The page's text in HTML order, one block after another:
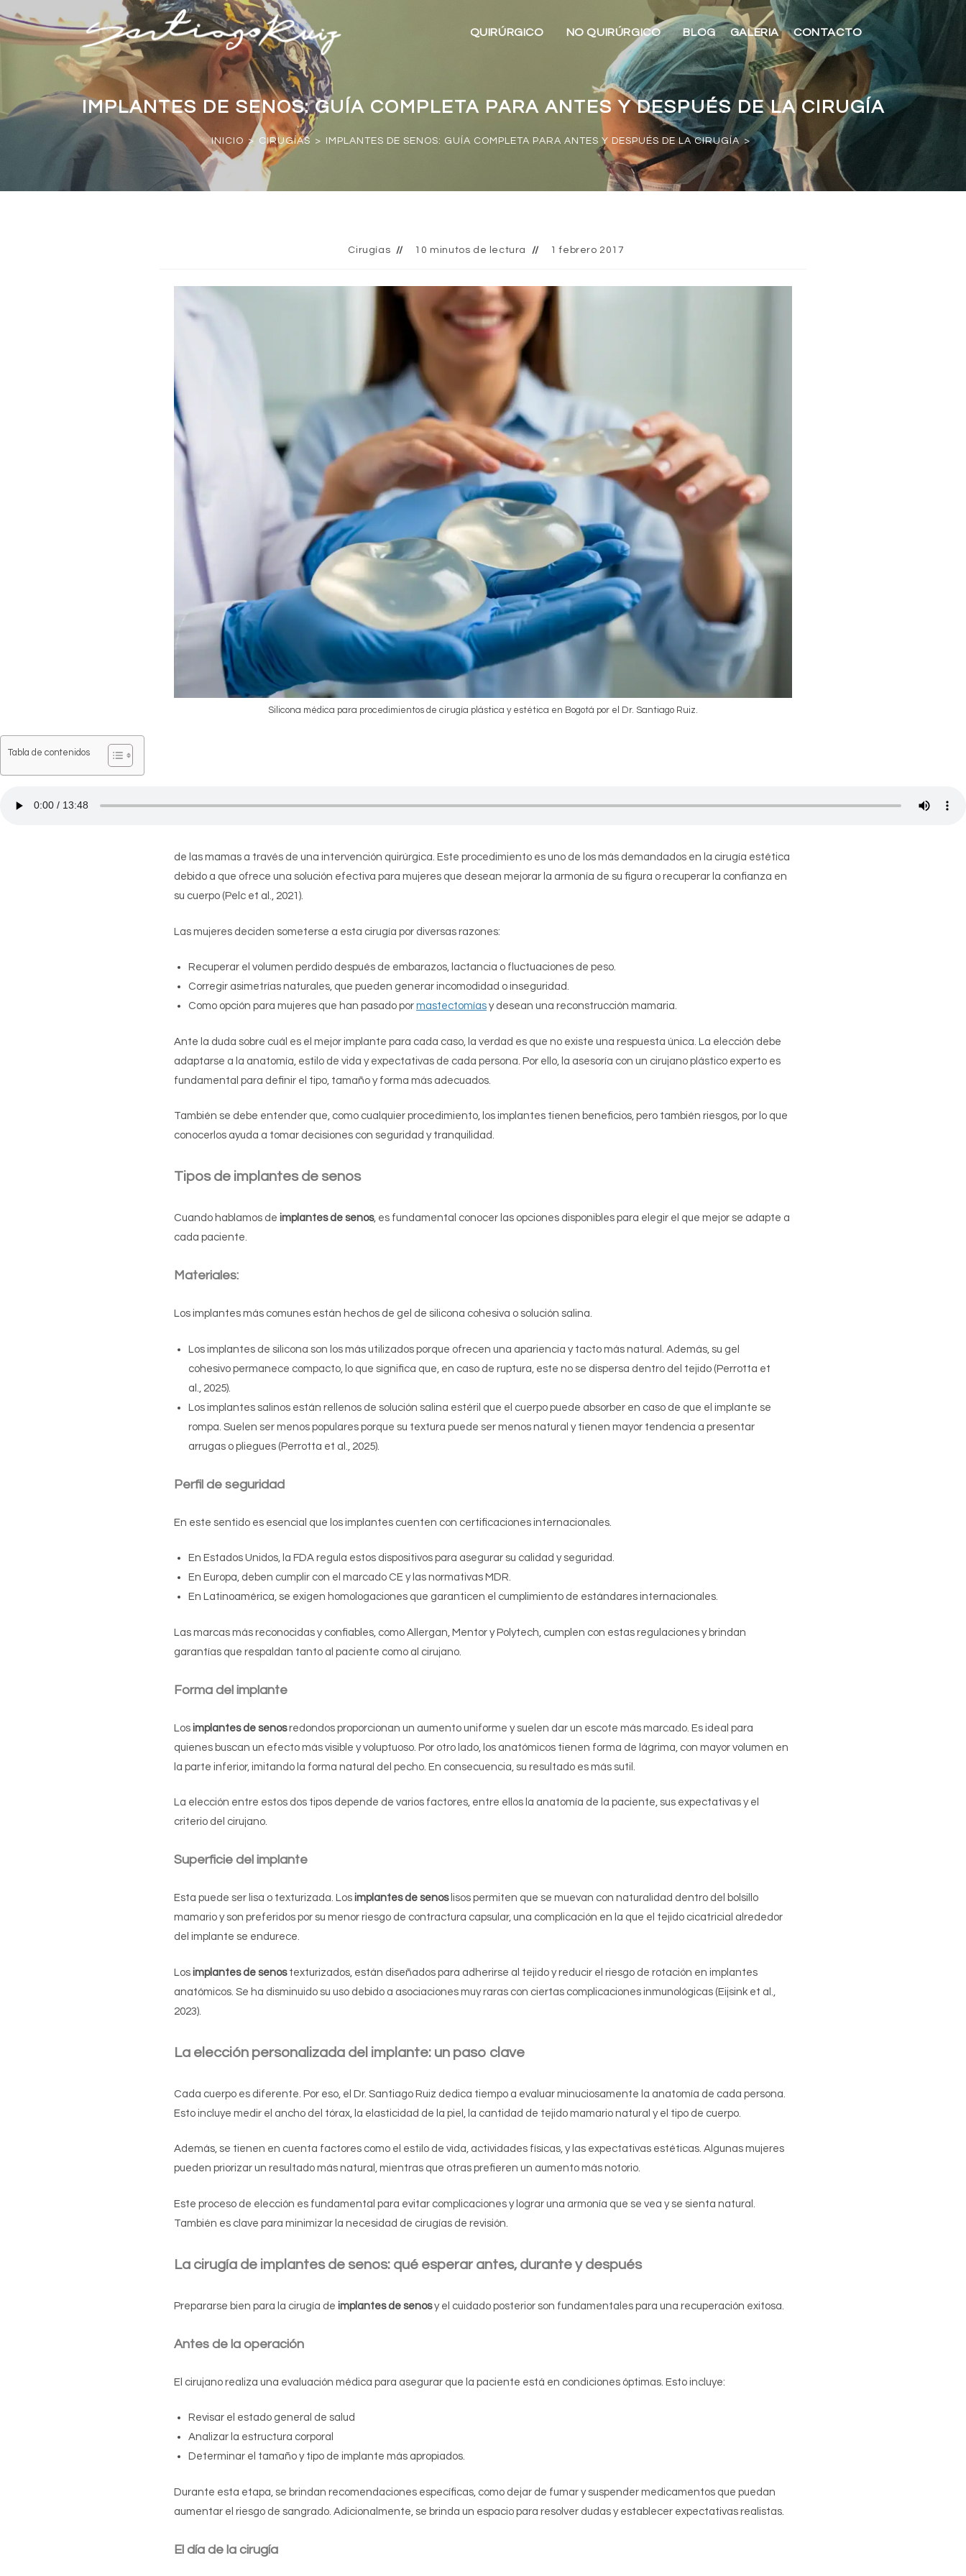
QUIRÚRGICO NO QUIRÚRGICO BLOG GALERIA CONTACTO
IMPLANTES DE SENOS: GUÍA COMPLETA PARA ANTES Y DESPUÉS DE LA CIRUGÍA
INICIO > CIRUGÍAS > IMPLANTES DE SENOS: GUÍA COMPLETA PARA ANTES Y DESPUÉS DE LA CIRUGÍA >
Cirugías 10 minutos de lectura 1 febrero 2017
Silicona médica para procedimientos de cirugía plástica y estética en Bogotá por el Dr. Santiago Ruiz.
Tabla de contenidos
de las mamas a través de una intervención quirúrgica. Este procedimiento es uno de los más demandados en la cirugía estética
debido a que ofrece una solución efectiva para mujeres que desean mejorar la armonía de su figura o recuperar la confianza en
su cuerpo (Pelc et al., 2021).
Las mujeres deciden someterse a esta cirugía por diversas razones:
Recuperar el volumen perdido después de embarazos, lactancia o fluctuaciones de peso.
Corregir asimetrías naturales, que pueden generar incomodidad o inseguridad.
Como opción para mujeres que han pasado por mastectomías y desean una reconstrucción mamaria.
Ante la duda sobre cuál es el mejor implante para cada caso, la verdad es que no existe una respuesta única. La elección debe
adaptarse a la anatomía, estilo de vida y expectativas de cada persona. Por ello, la asesoría con un cirujano plástico experto es
fundamental para definir el tipo, tamaño y forma más adecuados.
También se debe entender que, como cualquier procedimiento, los implantes tienen beneficios, pero también riesgos, por lo que
conocerlos ayuda a tomar decisiones con seguridad y tranquilidad.
Tipos de implantes de senos
Cuando hablamos de implantes de senos, es fundamental conocer las opciones disponibles para elegir el que mejor se adapte a
cada paciente.
Materiales:
Los implantes más comunes están hechos de gel de silicona cohesiva o solución salina.
Los implantes de silicona son los más utilizados porque ofrecen una apariencia y tacto más natural. Además, su gel
cohesivo permanece compacto, lo que significa que, en caso de ruptura, este no se dispersa dentro del tejido (Perrotta et
al., 2025).
Los implantes salinos están rellenos de solución salina estéril que el cuerpo puede absorber en caso de que el implante se
rompa. Suelen ser menos populares porque su textura puede ser menos natural y tienen mayor tendencia a presentar
arrugas o pliegues (Perrotta et al., 2025).
Perfil de seguridad
En este sentido es esencial que los implantes cuenten con certificaciones internacionales.
En Estados Unidos, la FDA regula estos dispositivos para asegurar su calidad y seguridad.
En Europa, deben cumplir con el marcado CE y las normativas MDR.
En Latinoamérica, se exigen homologaciones que garanticen el cumplimiento de estándares internacionales.
Las marcas más reconocidas y confiables, como Allergan, Mentor y Polytech, cumplen con estas regulaciones y brindan
garantías que respaldan tanto al paciente como al cirujano.
Forma del implante
Los implantes de senosredondos proporcionan un aumento uniforme y suelen dar un escote más marcado. Es ideal para
quienes buscan un efecto más visible y voluptuoso. Por otro lado, los anatómicos tienen forma de lágrima, con mayor volumen en
la parte inferior, imitando la forma natural del pecho. En consecuencia, su resultado es más sutil.
La elección entre estos dos tipos depende de varios factores, entre ellos la anatomía de la paciente, sus expectativas y el
criterio del cirujano.
Superficie del implante
Esta puede ser lisa o texturizada. Los implantes de senoslisos permiten que se muevan con naturalidad dentro del bolsillo
mamario y son preferidos por su menor riesgo de contractura capsular, una complicación en la que el tejido cicatricial alrededor
del implante se endurece.
Los implantes de senostexturizados, están diseñados para adherirse al tejido y reducir el riesgo de rotación en implantes
anatómicos. Se ha disminuido su uso debido a asociaciones muy raras con ciertas complicaciones inmunológicas (Eijsink et al.,
2023).
La elección personalizada del implante: un paso clave
Cada cuerpo es diferente. Por eso, el Dr. Santiago Ruiz dedica tiempo a evaluar minuciosamente la anatomía de cada persona.
Esto incluye medir el ancho del tórax, la elasticidad de la piel, la cantidad de tejido mamario natural y el tipo de cuerpo.
Además, se tienen en cuenta factores como el estilo de vida, actividades físicas, y las expectativas estéticas. Algunas mujeres
pueden priorizar un resultado más natural, mientras que otras prefieren un aumento más notorio.
Este proceso de elección es fundamental para evitar complicaciones y lograr una armonía que se vea y se sienta natural.
También es clave para minimizar la necesidad de cirugías de revisión.
La cirugía de implantes de senos: qué esperar antes, durante y después
Prepararse bien para la cirugía de implantes de senosy el cuidado posterior son fundamentales para una recuperación exitosa.
Antes de la operación
El cirujano realiza una evaluación médica para asegurar que la paciente está en condiciones óptimas. Esto incluye:
Revisar el estado general de salud
Analizar la estructura corporal
Determinar el tamaño y tipo de implante más apropiados.
Durante esta etapa, se brindan recomendaciones específicas, como dejar de fumar y suspender medicamentos que puedan
aumentar el riesgo de sangrado. Adicionalmente, se brinda un espacio para resolver dudas y establecer expectativas realistas.
El día de la cirugía